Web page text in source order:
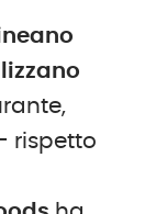
rispetto